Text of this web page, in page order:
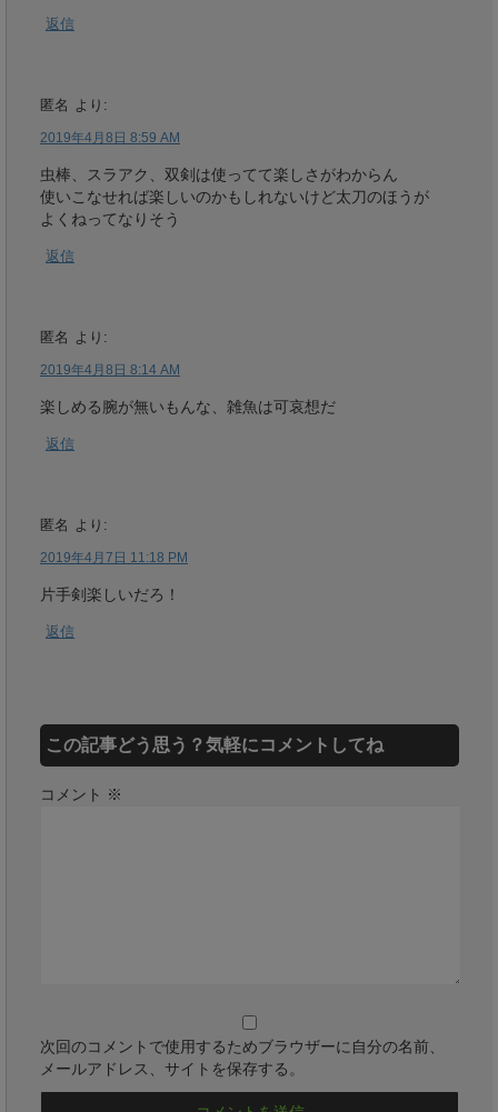
返信
匿名 より:
2019年4月8日 8:59 AM
虫棒、スラアク、双剣は使ってて楽しさがわからん
使いこなせれば楽しいのかもしれないけど太刀のほうが
よくねってなりそう
返信
匿名 より:
2019年4月8日 8:14 AM
楽しめる腕が無いもんな、雑魚は可哀想だ
返信
匿名 より:
2019年4月7日 11:18 PM
片手剣楽しいだろ！
返信
この記事どう思う？気軽にコメントしてね
コメント ※
次回のコメントで使用するためブラウザーに自分の名前、
メールアドレス、サイトを保存する。